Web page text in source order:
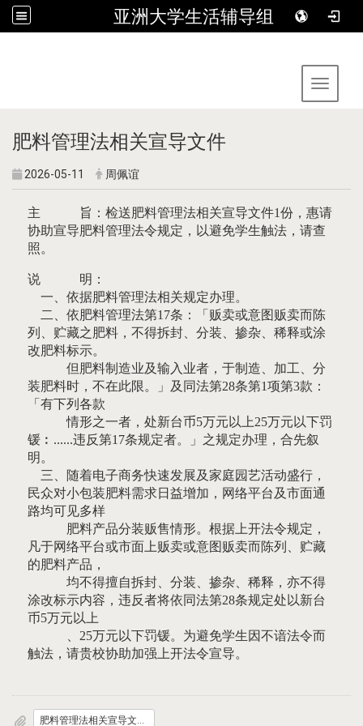
亚洲大学生活辅导组
Toggle
肥料管理法相关宣导文件
2026-05-11 周佩谊
主 旨：检送肥料管理法相关宣导文件1份，惠请
协助宣导肥料管理法令规定，以避免学生触法，请查
照。
说 明：
一、依据肥料管理法相关规定办理。
二、依肥料管理法第17条：「贩卖或意图贩卖而陈
列、贮藏之肥料，不得拆封、分装、掺杂、稀释或涂
改肥料标示。
但肥料制造业及输入业者，于制造、加工、分
装肥料时，不在此限。」及同法第28条第1项第3款：
「有下列各款
情形之一者，处新台币5万元以上25万元以下罚
锾︰......违反第17条规定者。」之规定办理，合先叙
明。
三、随着电子商务快速发展及家庭园艺活动盛行，
民众对小包装肥料需求日益增加，网络平台及市面通
路均可见多样
肥料产品分装贩售情形。根据上开法令规定，
凡于网络平台或市面上贩卖或意图贩卖而陈列、贮藏
的肥料产品，
均不得擅自拆封、分装、掺杂、稀释，亦不得
涂改标示内容，违反者将依同法第28条规定处以新台
币5万元以上
、25万元以下罚锾。为避免学生因不谙法令而
触法，请贵校协助加强上开法令宣导。
肥料管理法相关宣导文件.pdf